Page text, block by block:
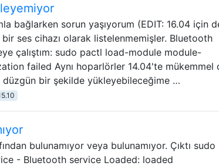
bağlarken sorun yaşıyorum (EDIT: 16.04 için
ses cihazı olarak listelenmemişler. Bluetooth
çalıştım: sudo pactl load-module module-
failed Aynı hoparlörler 14.04'te mükemmel
düzgün bir şekilde yükleyebileceğime …
bulunamıyor veya bulunamıyor. Çıktı sudo
- Bluetooth service Loaded: loaded